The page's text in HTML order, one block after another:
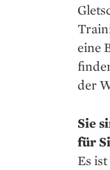
eine
der
Sie
für
Es